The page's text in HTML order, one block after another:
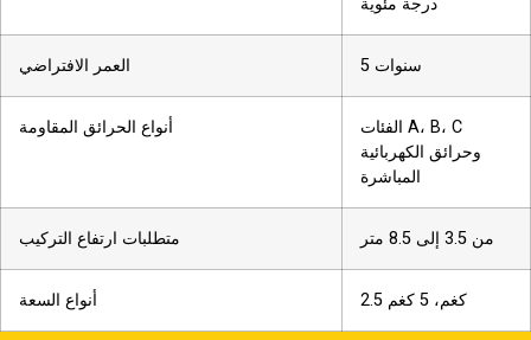
درجة مئوية
العمر الافتراضي 5 سنوات
أنواع الحرائق المقاومة
الفئات A، B، C
وحرائق الكهربائية
المباشرة
متطلبات ارتفاع التركيب من 3.5 إلى 8.5 متر
أنواع السعة 2.5 كغم، 5 كغم